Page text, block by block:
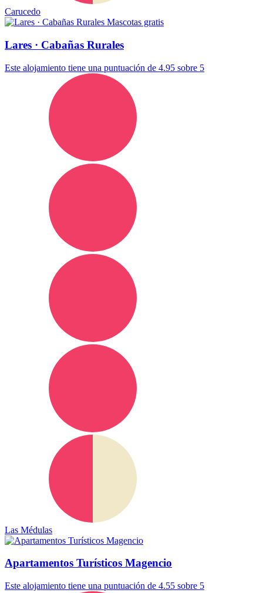
Carucedo
Mascotas gratis
Lares · Cabañas Rurales
Este alojamiento tiene una puntuación de 4.95 sobre 5
Las Médulas
Apartamentos Turísticos Magencio
Este alojamiento tiene una puntuación de 4.55 sobre 5